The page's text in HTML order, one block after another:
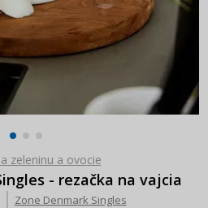
zeleninu a ovocie
- rezačka na vajcia
Zone Denmark Singles